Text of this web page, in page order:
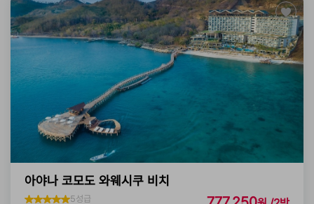
아야나 코모도 와웨시쿠 비치
5성급